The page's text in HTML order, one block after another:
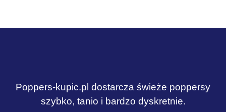
Poppers-kupic.pl dostarcza świeże poppersy
szybko, tanio i bardzo dyskretnie.